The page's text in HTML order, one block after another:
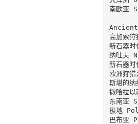
南欧亚
高加索
新石器
纳吐夫
新石器
欧洲狩
斯堪的
撒哈拉
东南亚
极地
巴布亚